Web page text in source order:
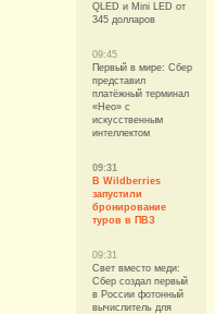
QLED и Mini LED от
345 долларов
09:45
Первый в мире: Сбер
представил
платёжный терминал
«Нео» с
искусственным
интеллектом
09:31
В Wildberries
запустили
бронирование
туров в ПВЗ
09:31
Свет вместо меди:
Сбер создал первый
в России фотонный
вычислитель для